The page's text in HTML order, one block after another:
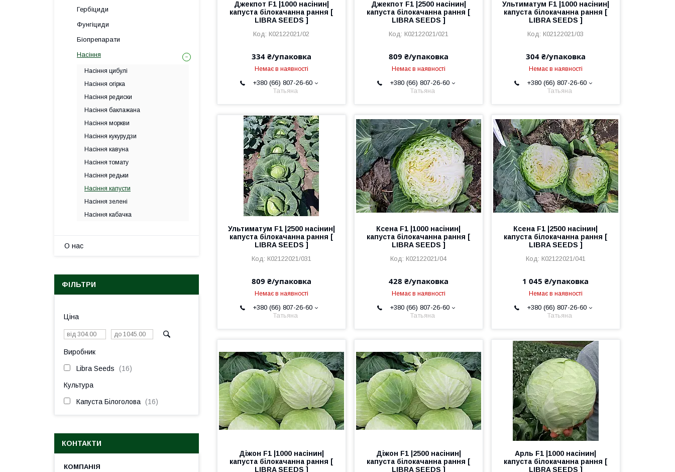
Джекпот F1 |1000 насінин|
капуста білокачанна рання [
LIBRA SEEDS ]
К02122021/02
334 ₴/упаковка
Немає в наявності
+380 (66) 807-26-60
Татьяна
Джекпот F1 |2500 насінин|
капуста білокачанна рання [
LIBRA SEEDS ]
К02122021/021
809 ₴/упаковка
Немає в наявності
+380 (66) 807-26-60
Татьяна
Ультиматум F1 |1000 насінин|
капуста білокачанна рання [
LIBRA SEEDS ]
К02122021/03
304 ₴/упаковка
Немає в наявності
+380 (66) 807-26-60
Татьяна
Ультиматум F1 |2500 насінин|
капуста білокачанна рання [
LIBRA SEEDS ]
К02122021/031
809 ₴/упаковка
Немає в наявності
+380 (66) 807-26-60
Татьяна
Ксена F1 |1000 насінин|
капуста білокачанна рання [
LIBRA SEEDS ]
К02122021/04
428 ₴/упаковка
Немає в наявності
+380 (66) 807-26-60
Татьяна
Ксена F1 |2500 насінин|
капуста білокачанна рання [
LIBRA SEEDS ]
К02122021/041
1 045 ₴/упаковка
Немає в наявності
+380 (66) 807-26-60
Татьяна
Діжон F1 |1000 насінин|
капуста білокачанна рання [
LIBRA SEEDS ]
Діжон F1 |2500 насінин|
капуста білокачанна рання [
LIBRA SEEDS ]
Арль F1 |1000 насінин|
капуста білокачанна рання [
LIBRA SEEDS ]
Гербіциди
Фунгіциди
Біопрепарати
Насіння
Насіння цибулі
Насіння огірка
Насіння редиски
Насіння баклажана
Насіння моркви
Насіння кукурудзи
Насіння кавуна
Насіння томату
Насіння редьки
Насіння капусти
Насіння зелені
Насіння кабачка
О нас
ФІЛЬТРИ
Ціна
Виробник
Libra Seeds 16
Культура
Капуста Білоголова 16
КОНТАКТИ